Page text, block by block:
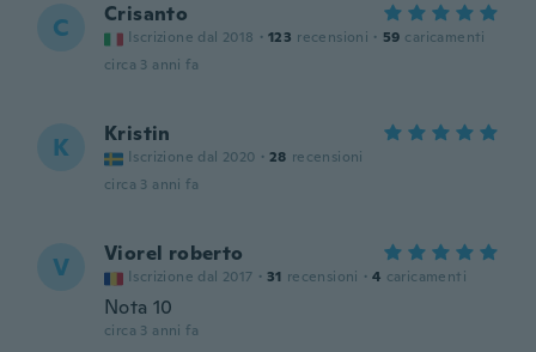
C Crisanto
Iscrizione dal 2018 · 123 recensioni · 59 caricamenti
circa 3 anni fa
K Kristin
Iscrizione dal 2020 · 28 recensioni
circa 3 anni fa
V Viorel roberto
Iscrizione dal 2017 · 31 recensioni · 4 caricamenti
Nota 10
circa 3 anni fa